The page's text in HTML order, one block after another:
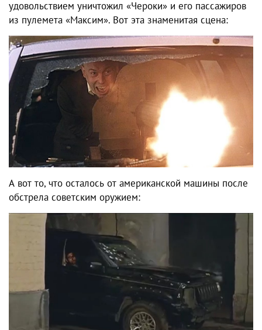
удовольствием уничтожил «Чероки» и его пассажиров
из пулемета «Максим». Вот эта знаменитая сцена:
А вот то, что осталось от американской машины после
обстрела советским оружием: